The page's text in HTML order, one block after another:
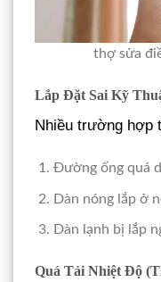
thợ sửa
Lắp Đặt Sai Kỹ
Nhiều trường hợp
Đường ống quá
Dàn nóng lắp ở
Dàn lạnh bị lắp
Quá Tải Nhiệt Độ